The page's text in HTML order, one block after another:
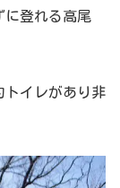
に登れる高尾
トイレがあり非